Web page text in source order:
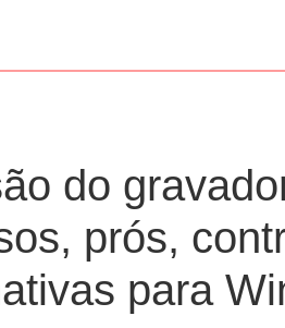
do
prós,
para